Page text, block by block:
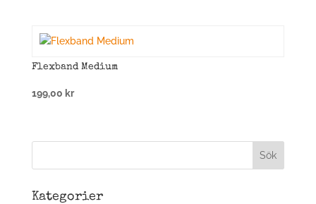
Flexband Medium
199,00 kr
Kategorier